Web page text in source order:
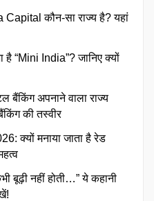
Capital कौन-सा राज्य है? यहां
है “Mini India”? जानिए क्यों
बैंकिंग अपनाने वाला राज्य
की तस्वीर
क्यों मनाया जाता है रेड
बूढ़ी नहीं होती…” ये कहानी